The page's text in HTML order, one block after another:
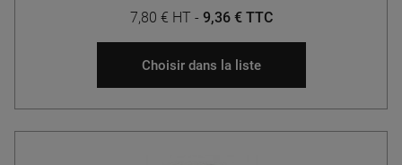
7,80 € HT - 9,36 € TTC
Choisir dans la liste